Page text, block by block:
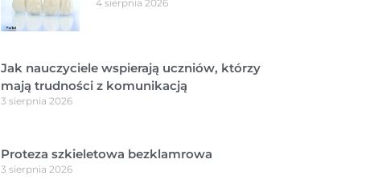
4 sierpnia 2026
Jak nauczyciele wspierają uczniów, którzy
mają trudności z komunikacją
3 sierpnia 2026
Proteza szkieletowa bezklamrowa
3 sierpnia 2026